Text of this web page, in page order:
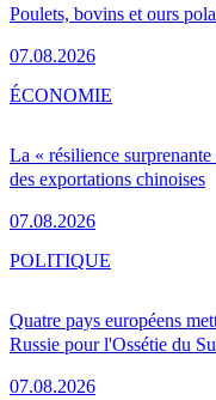
Poulets, bovins et ours
07.08.2026
La « résilience
des exportations chinoises
07.08.2026
ÉCONOMIE
Quatre pays européens
Russie pour l'Ossétie du
07.08.2026
POLITIQUE